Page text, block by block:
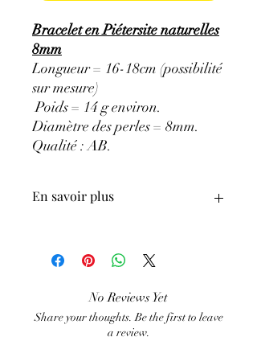
Bracelet en Piétersite naturelles
8mm
Longueur = 16-18cm (possibilité
sur mesure)
Poids = 14 g environ.
Diamètre des perles = 8mm.
Qualité : AB.
En savoir plus
ATTENTION, l'utilisation des
Minéraux en Lithothérapie n'exclut en
médical et la consultation d'un médecin.
C'est un complément
No Reviews Yet
Share your thoughts. Be the first to leave
a review.